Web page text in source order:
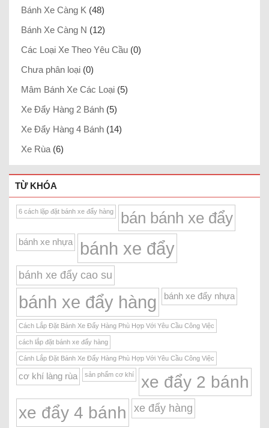
Bánh Xe Càng K (48)
Bánh Xe Càng N (12)
Các Loại Xe Theo Yêu Cầu (0)
Chưa phân loại (0)
Mâm Bánh Xe Các Loại (5)
Xe Đẩy Hàng 2 Bánh (5)
Xe Đẩy Hàng 4 Bánh (14)
Xe Rùa (6)
TỪ KHÓA
6 cách lặp đặt bánh xe đẩy hàng bán bánh xe đẩy
bánh xe nhựa bánh xe đẩy
bánh xe đẩy cao su
bánh xe đẩy hàng bánh xe đẩy nhựa
Cách Lắp Đặt Bánh Xe Đẩy Hàng Phù Hợp Với Yêu Cầu Công Việc
cách lắp đặt bánh xe đẩy hàng
Cánh Lắp Đặt Bánh Xe Đẩy Hàng Phù Hợp Với Yêu Cầu Công Việc
cơ khí làng rùa sản phẩm cơ khí
xe đẩy 2 bánh
xe đẩy 4 bánh
xe đẩy hàng